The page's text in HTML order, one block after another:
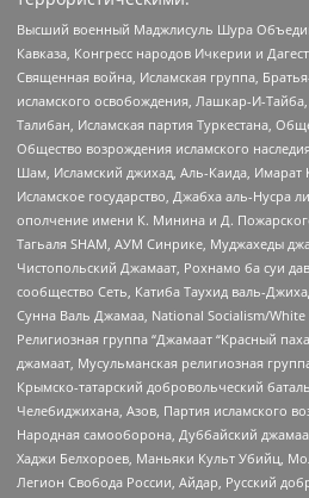
Высший военный Маджлисуль Шура
Кавказа, Конгресс народов Ичкерии и
Священная война, Исламская группа,
исламского освобождения, Лашкар-И-
Талибан, Исламская партия Туркестана,
Общество возрождения исламского
Шам, Исламский джихад, Аль-Каида, Имарат
Исламское государство, Джабха аль-
ополчение имени К. Минина и Д.
Тагьаля SHAM, АУМ Синрике, Муджахеды
Чистопольский Джамаат, Рохнамо ба суи
сообщество Сеть, Катиба Таухид валь-
Сунна Валь Джамаа, National Socialism/White
Религиозная группа “Джамаат “Красный
джамаат, Мусульманская религиозная
Крымско-татарский добровольческий
Челебиджихана, Азов, Партия исламского
Народная самооборона, Дуббайский
Хаджи Белхороев, Маньяки Культ Убийц,
Легион Свобода России, Айдар, Русский